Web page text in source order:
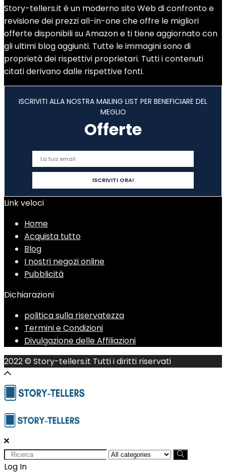
Story-tellers.it è un moderno sito Web di confronto e
revisione dei prezzi all-in-one che offre le migliori
offerte disponibili su Amazon e ti tiene aggiornato con
gli ultimi blog aggiunti. Tutte le immagini sono di
proprietà dei rispettivi proprietari. Tutti i contenuti
citati derivano dalle rispettive fonti.
ISCRIVITI ALLA NOSTRA MAILING LIST PER BENEFICIARE DEL
MEGLIO
Offerte
Link veloci
Home
Acquista tutto
Blog
I nostri negozi online
Pubblicità
Dichiarazioni
politica sulla riservatezza
Termini e Condizioni
Divulgazione delle Affiliazioni
2022 © Story-tellers.it Tutti i diritti riservati
Search
for:
Log In